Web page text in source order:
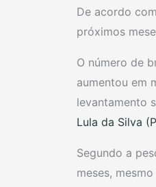
De acordo
próximos
O número de
aumentou em
levantamento
Lula da Silva
Segundo a
meses,